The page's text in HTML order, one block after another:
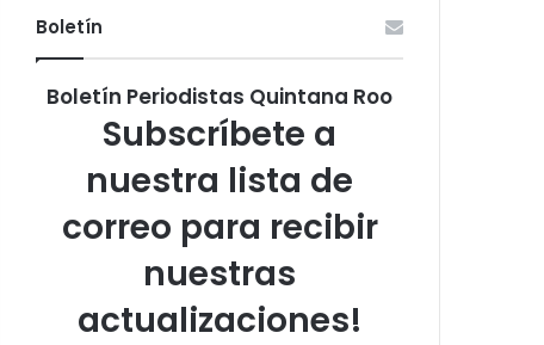
Boletín
Boletín Periodistas Quintana Roo
Subscríbete a
nuestra lista de
correo para recibir
nuestras
actualizaciones!